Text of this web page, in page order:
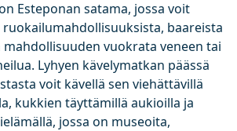
Esteponan satama, jossa voit
baareista
mahdollisuuden vuokrata veneen tai
Lyhyen kävelymatkan päässä
voit kävellä sen viehättävillä
kukkien täyttämillä aukioilla ja
jossa on museoita,